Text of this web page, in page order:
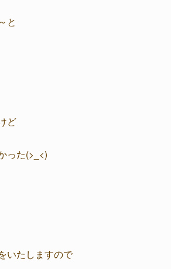
と
ど
った(>_<)
いたしますので